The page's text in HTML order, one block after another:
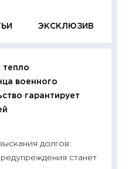
ЭКСКЛЮЗИВ
тепло
военного
гарантирует
долгов:
станет